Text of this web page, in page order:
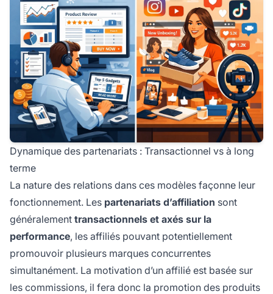
Dynamique des partenariats : Transactionnel vs à long
terme
La nature des relations dans ces modèles façonne leur
fonctionnement. Les partenariats d’affiliation sont
généralement transactionnels et axés sur la
performance, les affiliés pouvant potentiellement
promouvoir plusieurs marques concurrentes
simultanément. La motivation d’un affilié est basée sur
les commissions, il fera donc la promotion des produits